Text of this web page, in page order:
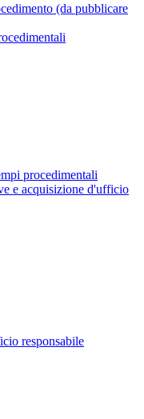
(da pubblicare
procedimentali
e acquisizione d'ufficio
responsabile